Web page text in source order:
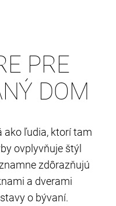
PRE
DOM
ako ľudia, ktorí tam
ovplyvňuje štýl
zdôrazňujú
a dverami
o bývaní.